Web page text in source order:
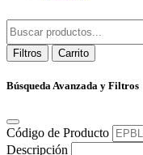
Filtros Carrito
Búsqueda Avanzada y Filtros
Código de Producto
Descripción